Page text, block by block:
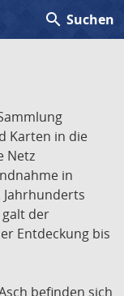
search Suchen
Karten in die
Netz
in
Jahrhunderts
der
Entdeckung bis
befinden sich